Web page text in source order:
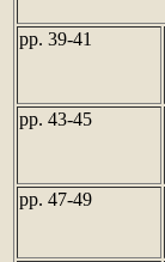
pp. 39-41
pp. 43-45
pp. 47-49